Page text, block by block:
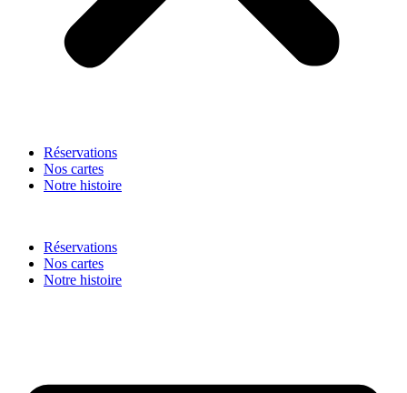
Réservations
Nos cartes
Notre histoire
Réservations
Nos cartes
Notre histoire